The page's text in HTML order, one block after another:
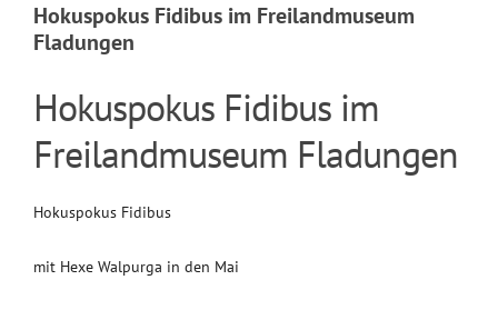
Hokuspokus Fidibus im Freilandmuseum
Fladungen
Hokuspokus Fidibus im
Freilandmuseum Fladungen
Hokuspokus Fidibus
mit Hexe Walpurga in den Mai